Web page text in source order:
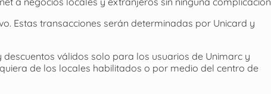
Estas transacciones serán determinadas por Unicard y
válidos solo para los usuarios de Unimarc y
de los locales habilitados o por medio del centro de